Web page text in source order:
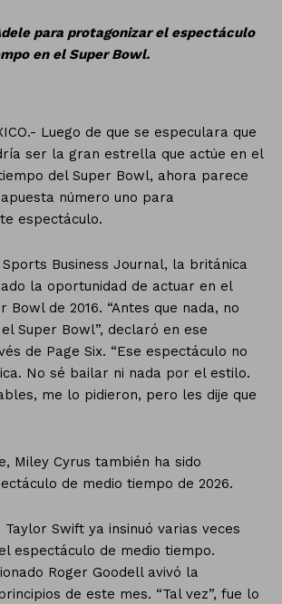
para protagonizar el espectáculo
en el Super Bowl.
Luego de que se especulara que
ser la gran estrella que actúe en el
del Super Bowl, ahora parece
número uno para
espectáculo.
Business Journal, la británica
la oportunidad de actuar en el
Bowl de 2016. “Antes que nada, no
Super Bowl”, declaró en ese
de Page Six. “Ese espectáculo no
No sé bailar ni nada por el estilo.
me lo pidieron, pero les dije que
Miley Cyrus también ha sido
de medio tiempo de 2026.
Taylor Swift ya insinuó varias veces
espectáculo de medio tiempo.
Roger Goodell avivó la
de este mes. “Tal vez”, fue lo